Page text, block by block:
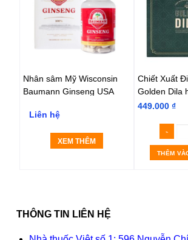
Nhân sâm Mỹ Wisconsin
Baumann Ginseng USA
Liên hệ
XEM THÊM
Chiết Xuất
Golden Dila
cao sức đề
449.000 ₫
THÊM
THÔNG TIN LIÊN HỆ